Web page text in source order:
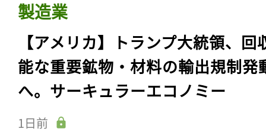
製造業
【アメリカ】トランプ大統領、回
能な重要鉱物・材料の輸出規制発
へ。サーキュラーエコノミー
1日前